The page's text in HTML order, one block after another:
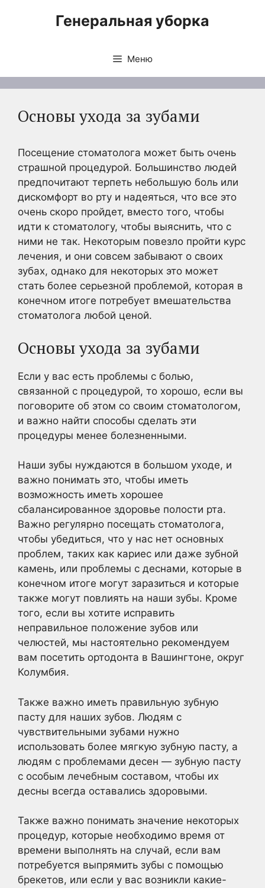
Генеральная уборка
Меню
Основы ухода за зубами
Посещение стоматолога может быть очень
страшной процедурой. Большинство людей
предпочитают терпеть небольшую боль или
дискомфорт во рту и надеяться, что все это
очень скоро пройдет, вместо того, чтобы
идти к стоматологу, чтобы выяснить, что с
ними не так. Некоторым повезло пройти курс
лечения, и они совсем забывают о своих
зубах, однако для некоторых это может
стать более серьезной проблемой, которая в
конечном итоге потребует вмешательства
стоматолога любой ценой.
Основы ухода за зубами
Если у вас есть проблемы с болью,
связанной с процедурой, то хорошо, если вы
поговорите об этом со своим стоматологом,
и важно найти способы сделать эти
процедуры менее болезненными.
Наши зубы нуждаются в большом уходе, и
важно понимать это, чтобы иметь
возможность иметь хорошее
сбалансированное здоровье полости рта.
Важно регулярно посещать стоматолога,
чтобы убедиться, что у нас нет основных
проблем, таких как кариес или даже зубной
камень, или проблемы с деснами, которые в
конечном итоге могут заразиться и которые
также могут повлиять на наши зубы. Кроме
того, если вы хотите исправить
неправильное положение зубов или
челюстей, мы настоятельно рекомендуем
вам посетить ортодонта в Вашингтоне, округ
Колумбия.
Также важно иметь правильную зубную
пасту для наших зубов. Людям с
чувствительными зубами нужно
использовать более мягкую зубную пасту, а
людям с проблемами десен — зубную пасту
с особым лечебным составом, чтобы их
десны всегда оставались здоровыми.
Также важно понимать значение некоторых
процедур, которые необходимо время от
времени выполнять на случай, если вам
потребуется выпрямить зубы с помощью
брекетов, или если у вас возникли какие-